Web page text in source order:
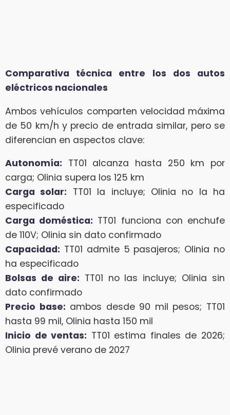
Comparativa técnica entre los dos autos
eléctricos nacionales
Ambos vehículos comparten velocidad máxima
de 50 km/h y precio de entrada similar, pero se
diferencian en aspectos clave:
Autonomía: TT01 alcanza hasta 250 km por
carga; Olinia supera los 125 km
Carga solar: TT01 la incluye; Olinia no la ha
especificado
Carga doméstica: TT01 funciona con enchufe
de 110V; Olinia sin dato confirmado
Capacidad: TT01 admite 5 pasajeros; Olinia no
ha especificado
Bolsas de aire: TT01 no las incluye; Olinia sin
dato confirmado
Precio base: ambos desde 90 mil pesos; TT01
hasta 99 mil, Olinia hasta 150 mil
Inicio de ventas: TT01 estima finales de 2026;
Olinia prevé verano de 2027